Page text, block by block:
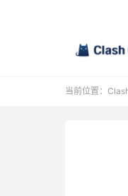
当前位置：